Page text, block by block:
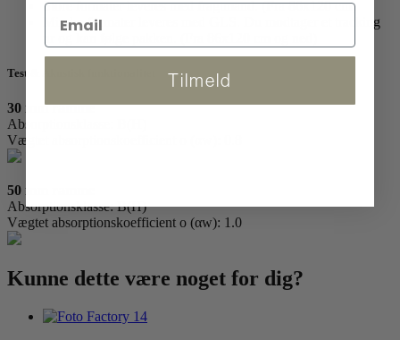
Store formater leveres med fragtmand. (Fra 86x120 cm)
Mindre formater leveres med GLS. Du modtager et tracking
Test & Akustisk funktionalitet
30 mm ramme
Absorptionsklasse: B(H)
Vægtet absorptionskoefficient o (αw): 0.8
50 mm ramme
Absorptionsklasse: B(H)
Vægtet absorptionskoefficient o (αw): 1.0
Kunne dette være noget for dig?
Tilmeld